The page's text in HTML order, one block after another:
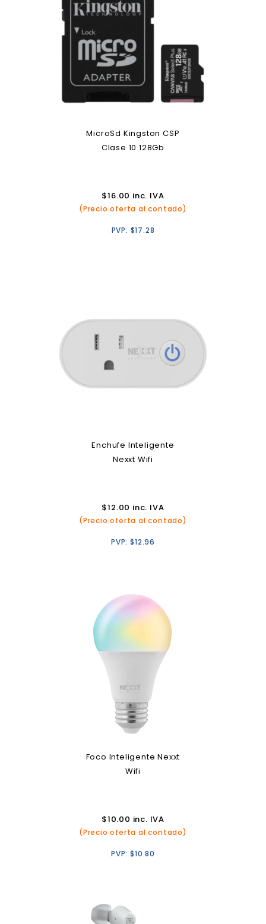
MicroSd Kingston CSP
Clase 10 128Gb
$16.00 inc. IVA
(Precio oferta al contado)
PVP: $17.28
Enchufe Inteligente
Nexxt Wifi
$12.00 inc. IVA
(Precio oferta al contado)
PVP:$12.96
Foco Inteligente Nexxt
Wifi
$10.00 inc. IVA
(Precio oferta al contado)
PVP:$10.80